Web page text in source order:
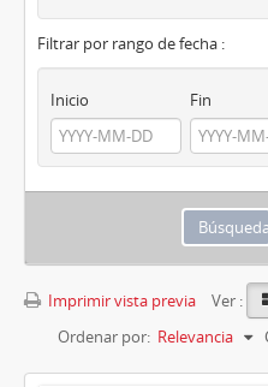
Filtrar por rango de fecha :
Inicio Fin
Imprimir vista previa
Ver :
Ordenar por: Relevancia